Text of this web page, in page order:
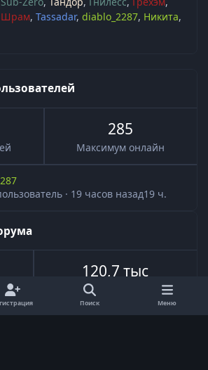
Шрам Tassadar diablo_2287 Никита
285
Максимум онлайн
· 19 часов назад19 ч.
Всего сообщений
120,7 тыс
Поиск Меню